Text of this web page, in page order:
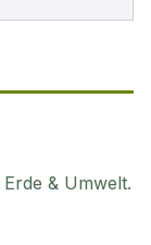
Erde & Umwelt.